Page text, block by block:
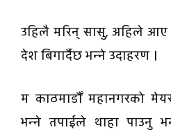
उहिलै मरिन् सासु, अहिले आए
देश बिगार्दैछ भन्ने उदाहरण ।
म काठमाडाैँ महानगरको
भन्ने तपाईले थाहा पाउनु